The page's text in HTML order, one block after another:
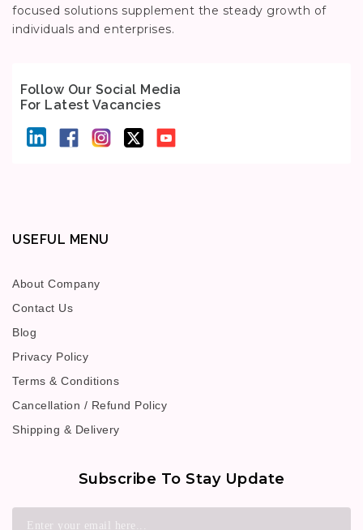
focused solutions supplement the steady growth of
individuals and enterprises.
Follow Our Social Media
For Latest Vacancies
USEFUL MENU
About Company
Contact Us
Blog
Privacy Policy
Terms & Conditions
Cancellation / Refund Policy
Shipping & Delivery
Subscribe To Stay Update